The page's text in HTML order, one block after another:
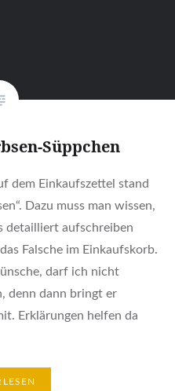
Süppchen
dem Einkaufszettel stand
Dazu muss man wissen,
detailliert aufschreiben
Falsche im Einkaufskorb.
darf ich nicht
denn dann bringt er
Erklärungen helfen da